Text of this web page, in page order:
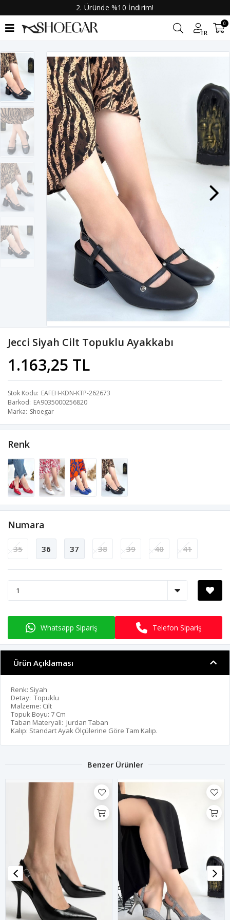
2. Üründe %10 İndirim!
TR
0
Jecci Siyah Cilt Topuklu Ayakkabı
1.163,25 TL
Stok Kodu EAFEH-KDN-KTP-262673
Barkod EA9035000256820
Marka Shoegar
Renk
Numara
35 36 37 38 39 40 41
Whatsapp Sipariş Telefon Sipariş
Ürün Açıklaması
Renk: Siyah
Detay: Topuklu
Malzeme: Cilt
Topuk Boyu: 7 Cm
Taban Materyali: Jurdan Taban
Kalıp: Standart Ayak Ölçülerine Göre Tam Kalıp.
Benzer Ürünler